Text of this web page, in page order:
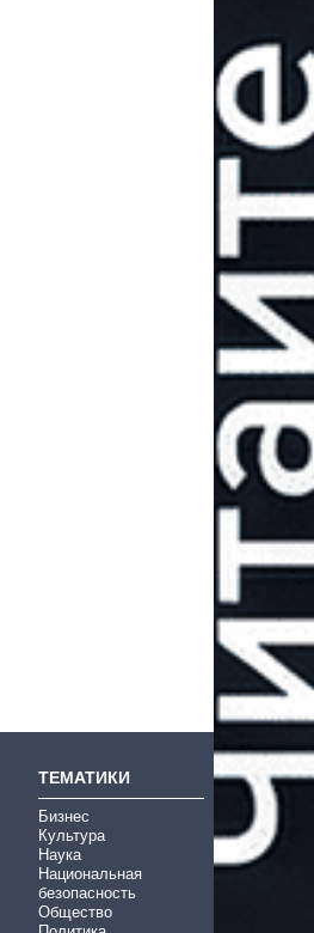
ТЕМАТИКИ
Бизнес
Культура
Наука
Национальная
безопасность
Общество